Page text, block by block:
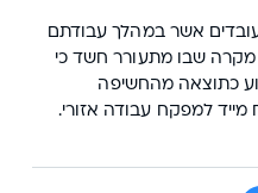
אשר במהלך עבודתם
מקרה שבו מתעורר חשד כי
כתוצאה מהחשיפה
מייד למפקח עבודה אזורי.